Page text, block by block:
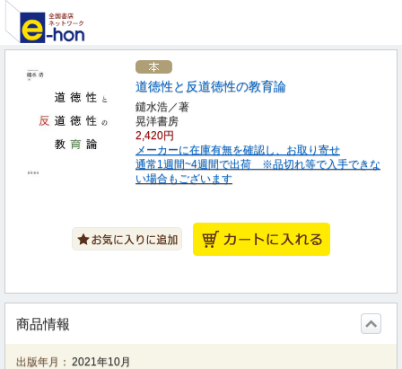
道徳性と反道徳性の教育論
鑓水浩／著
晃洋書房
2,420円
メーカーに在庫有無を確認し、お取り寄せ
通常1週間~4週間で出荷 ※品切れ等で入手できな
い場合もございます
商品情報
出版年月： 2021年10月